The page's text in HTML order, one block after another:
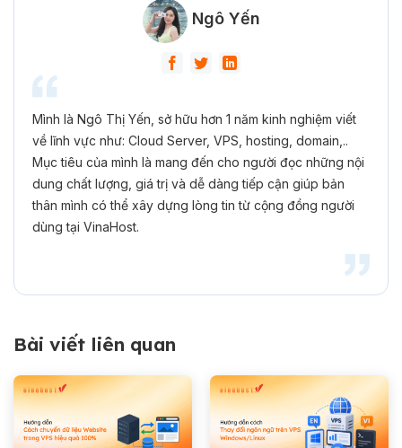
Ngô Yến
Mình là Ngô Thị Yến, sở hữu hơn 1 năm kinh nghiệm viết
về lĩnh vực như: Cloud Server, VPS, hosting, domain,..
Mục tiêu của mình là mang đến cho người đọc những nội
dung chất lượng, giá trị và dễ dàng tiếp cận giúp bản
thân mình có thể xây dựng lòng tin từ cộng đồng người
dùng tại VinaHost.
Bài viết liên quan